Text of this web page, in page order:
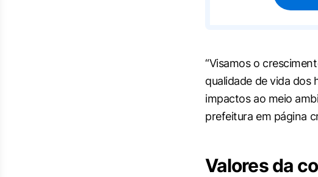
“Visamos o
qualidade de vida dos
impactos ao meio
prefeitura em página
Valores da